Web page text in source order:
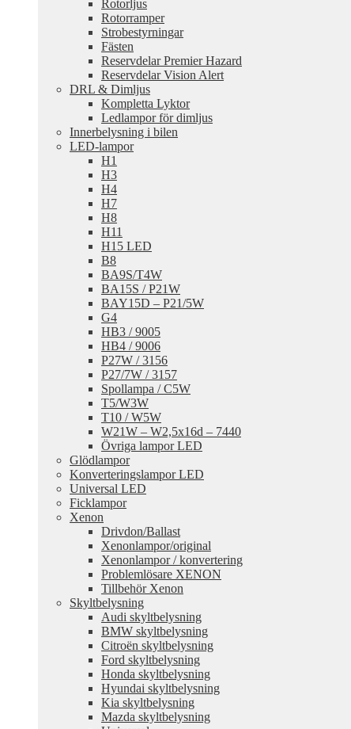
Rotorljus
Rotorramper
Strobestyrningar
Fästen
Reservdelar Premier Hazard
Reservdelar Vision Alert
DRL & Dimljus
Kompletta Lyktor
Ledlampor för dimljus
Innerbelysning i bilen
LED-lampor
H1
H3
H4
H7
H8
H11
H15 LED
B8
BA9S/T4W
BA15S / P21W
BAY15D – P21/5W
G4
HB3 / 9005
HB4 / 9006
P27W / 3156
P27/7W / 3157
Spollampa / C5W
T5/W3W
T10 / W5W
W21W – W2,5x16d – 7440
Övriga lampor LED
Glödlampor
Konverteringslampor LED
Universal LED
Ficklampor
Xenon
Drivdon/Ballast
Xenonlampor/original
Xenonlampor / konvertering
Problemlösare XENON
Tillbehör Xenon
Skyltbelysning
Audi skyltbelysning
BMW skyltbelysning
Citroën skyltbelysning
Ford skyltbelysning
Honda skyltbelysning
Hyundai skyltbelysning
Kia skyltbelysning
Mazda skyltbelysning